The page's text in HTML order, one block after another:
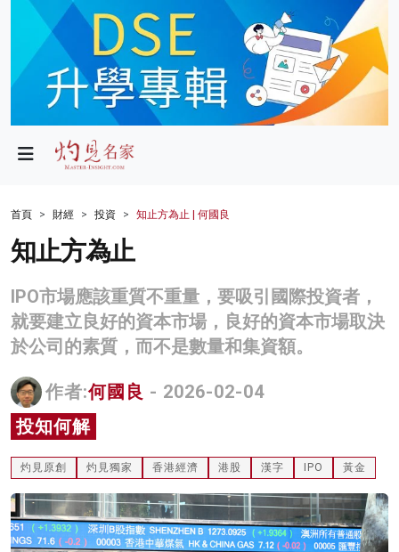
政局
財經
生活
商業
科技
影片
名家榜
灼見活動
關於我們
首頁 財經 投資 知止方為止 | 何國良
知止方為止
IPO市場應該重質不重量，要吸引國際投資者，
就要建立良好的資本市場，良好的資本市場取決
於公司的素質，而不是數量和集資額。
作者:何國良 - 2026-02-04
投知何解
灼見原創 灼見獨家 香港經濟 港股 漢字 IPO 黃金